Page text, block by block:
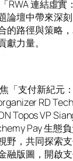
RWA 連結虛
論壇中帶來深
的路徑與策略
獻力量。
「支付新紀元
RD
Topos VP
Pay 生態
野，共同探索
融版圖，開啟